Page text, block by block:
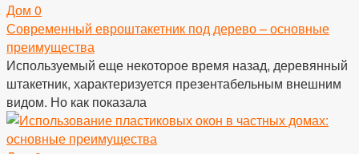
Дом 0
Современный евроштакетник под дерево – основные
преимущества
Используемый еще некоторое время назад, деревянный
штакетник, характеризуется презентабельным внешним
видом. Но как показала